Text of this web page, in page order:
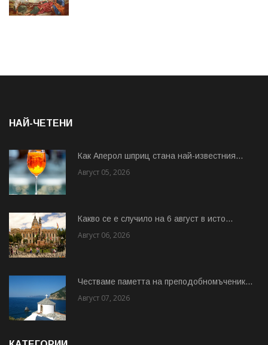
НАЙ-ЧЕТЕНИ
Как Аперол шприц стана най-известния...
Август 05, 2026
Какво се е случило на 6 август в исто...
Август 06, 2026
Честваме паметта на преподобномъченик...
Август 07, 2026